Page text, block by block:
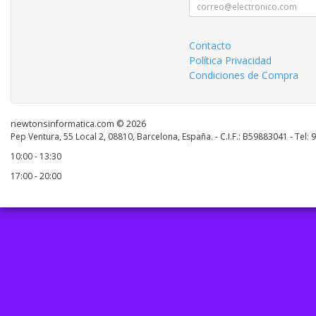
Contacto
Política Privacidad
Condiciones de Compra
newtonsinformatica.com © 2026
Pep Ventura, 55 Local 2, 08810, Barcelona, España. - C.I.F.: B59883041 - Tel:
10:00 - 13:30
17:00 - 20:00